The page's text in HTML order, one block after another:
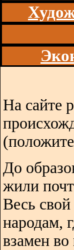
На сайте
До
жили
Весь свой
народам,
взамен